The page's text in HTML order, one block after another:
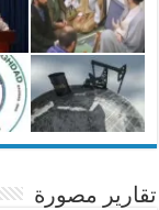
تقارير مصورة